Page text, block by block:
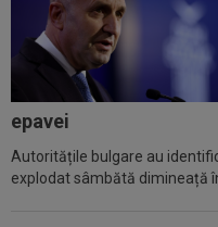
epavei
Autoritățile bulgare au
explodat sâmbătă dimineață
07:39
Nota primită de
învins-o pe Juventus
Ioan Varga a luat
Huja! Fundașul e dorit de
00:39
Reacția total
întrebat de Adrian Mazilu